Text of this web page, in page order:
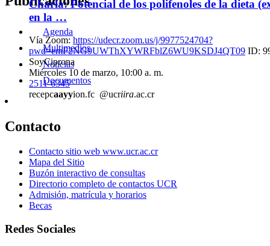
Charla: Potencial de los polifenoles de la dieta
en la …
Vía Zoom: https://udecr.zoom.us/j/9977524704?
pwd=emF2NG9UWThXYWRFblZ6WU9KSDJ4QT09 ID:
SoyCiprona
Miércoles 10 de marzo, 10:00 a. m.
2511-6345
recepcaayyion.fc @ucriira.ac.cr
Agenda
Multimedios
Noticias
Documentos
Contacto
Contacto sitio web www.ucr.ac.cr
Mapa del Sitio
Buzón interactivo de consultas
Directorio completo de contactos UCR
Admisión, matrícula y horarios
Becas
Redes Sociales